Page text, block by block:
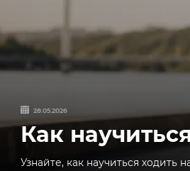
28.05.2026
Как
Узнайте, как научиться